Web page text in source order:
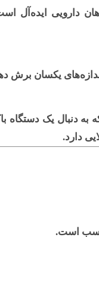
دارویی ایده‌آل
یکسان برش
به دنبال یک
دارد.
است.